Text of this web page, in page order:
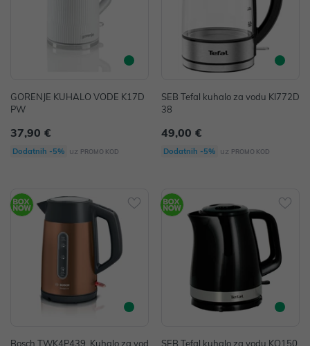
GORENJE KUHALO VODE K17D
PW
37,90 €
Dodatnih -5% uz PROMO KOD
SEB Tefal kuhalo za vodu KI772D
38
49,00 €
Dodatnih -5% uz PROMO KOD
Bosch TWK4P439, Kuhalo za vod
SEB Tefal kuhalo za vodu KO150